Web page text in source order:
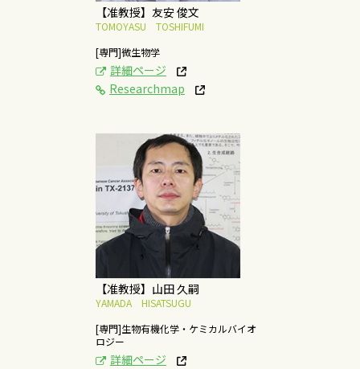
【准教授】友安 俊文
TOMOYASU TOSHIFUMI
[専門]微生物学
詳細ページ
Researchmap
[研究テーマ]
In vivo ケミカルプロー
ブの創製
概要はこちら
【准教授】山田 久嗣
YAMADA HISATSUGU
[専門]生物有機化学・ケミカルバイオ
ロジー
詳細ページ